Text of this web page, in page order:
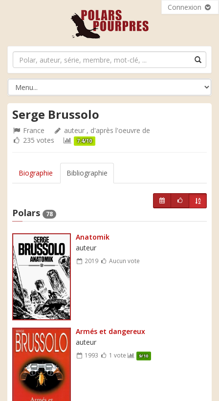
Connexion
Serge Brussolo
France
auteur , d'après l'oeuvre de
235 votes
7.4/10
Biographie Bibliographie
Polars 78
Anatomik
auteur
2019 Aucun vote
Armés et dangereux
auteur
1993 1 vote 9/10